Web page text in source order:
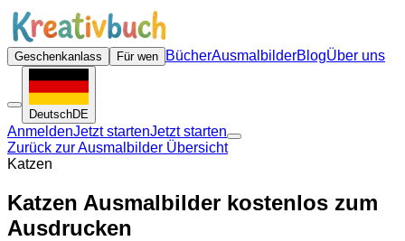
Geschenkanlass Für wen BücherAusmalbilderBlogÜber uns
DeutschDE
AnmeldenJetzt startenJetzt starten
Zurück zur Ausmalbilder Übersicht
Katzen
Katzen Ausmalbilder kostenlos zum
Ausdrucken